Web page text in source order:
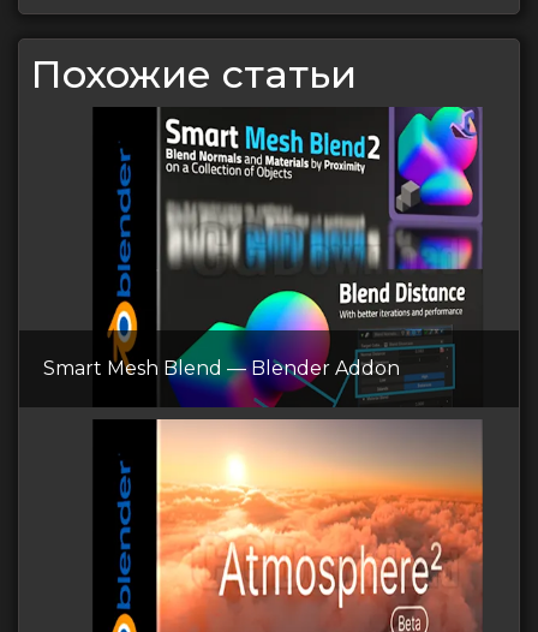
Похожие статьи
Smart Mesh Blend — Blender Addon